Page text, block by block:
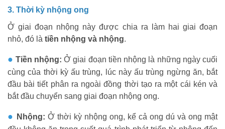
3. Thời kỳ nhộng ong
Ở giai đoạn nhộng này được chia ra làm hai giai đoạn
nhỏ, đó là tiền nhộng và nhộng.
● Tiền nhộng: Ở giai đoạn tiền nhộng là những ngày cuối
cùng của thời kỳ ấu trùng, lúc này ấu trùng ngừng ăn, bắt
đầu bài tiết phân ra ngoài đồng thời tạo ra một cái kén và
bắt đầu chuyển sang giai đoạn nhộng ong.
● Nhộng: Ở thời kỳ nhộng ong, kể cả ong dú và ong mật